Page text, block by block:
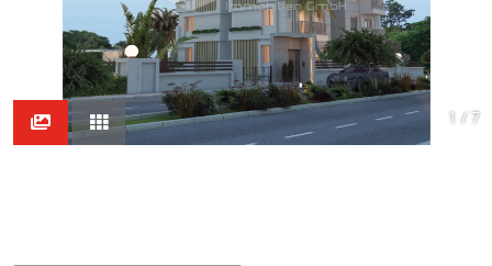
1 / 7